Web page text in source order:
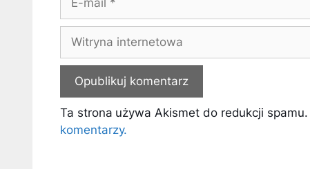
Witryna
internetowa
Ta strona używa Akismet do redukcji spamu.
komentarzy.